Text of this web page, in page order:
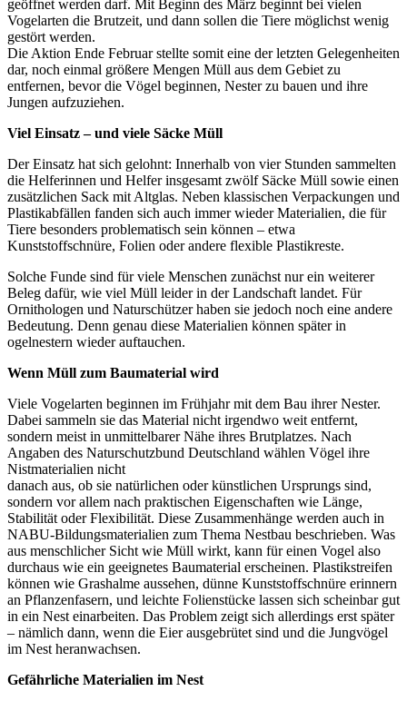
geöffnet werden darf. Mit Beginn des März beginnt bei vielen
Vogelarten die Brutzeit, und dann sollen die Tiere möglichst wenig
gestört werden.
Die Aktion Ende Februar stellte somit eine der letzten Gelegenheiten
dar, noch einmal größere Mengen Müll aus dem Gebiet zu
entfernen, bevor die Vögel beginnen, Nester zu bauen und ihre
Jungen aufzuziehen.
Viel Einsatz – und viele Säcke Müll
Der Einsatz hat sich gelohnt: Innerhalb von vier Stunden sammelten
die Helferinnen und Helfer insgesamt zwölf Säcke Müll sowie einen
zusätzlichen Sack mit Altglas. Neben klassischen Verpackungen und
Plastikabfällen fanden sich auch immer wieder Materialien, die für
Tiere besonders problematisch sein können – etwa
Kunststoffschnüre, Folien oder andere flexible Plastikreste.
Solche Funde sind für viele Menschen zunächst nur ein weiterer
Beleg dafür, wie viel Müll leider in der Landschaft landet. Für
Ornithologen und Naturschützer haben sie jedoch noch eine andere
Bedeutung. Denn genau diese Materialien können später in
ogelnestern wieder auftauchen.
Wenn Müll zum Baumaterial wird
Viele Vogelarten beginnen im Frühjahr mit dem Bau ihrer Nester.
Dabei sammeln sie das Material nicht irgendwo weit entfernt,
sondern meist in unmittelbarer Nähe ihres Brutplatzes. Nach
Angaben des Naturschutzbund Deutschland wählen Vögel ihre
Nistmaterialien nicht
danach aus, ob sie natürlichen oder künstlichen Ursprungs sind,
sondern vor allem nach praktischen Eigenschaften wie Länge,
Stabilität oder Flexibilität. Diese Zusammenhänge werden auch in
NABU-Bildungsmaterialien zum Thema Nestbau beschrieben. Was
aus menschlicher Sicht wie Müll wirkt, kann für einen Vogel also
durchaus wie ein geeignetes Baumaterial erscheinen. Plastikstreifen
können wie Grashalme aussehen, dünne Kunststoffschnüre erinnern
an Pflanzenfasern, und leichte Folienstücke lassen sich scheinbar gut
in ein Nest einarbeiten. Das Problem zeigt sich allerdings erst später
– nämlich dann, wenn die Eier ausgebrütet sind und die Jungvögel
im Nest heranwachsen.
Gefährliche Materialien im Nest